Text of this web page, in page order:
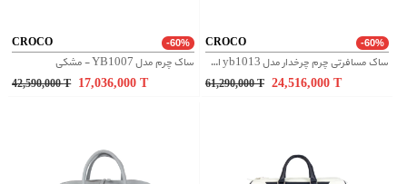
CROCO -60%
ساک چرم مدل YB1007 - مشکی
42,590,000T 17,036,000T
CROCO -60%
ساک مسافرتی چرم چرخدار مدل yb1013 اشبالت - شتری
61,290,000T 24,516,000 T